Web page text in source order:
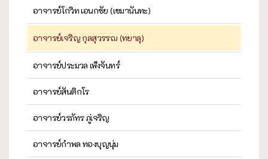
อาจารย์โกวิท เอนกชัย (เขมานันทะ)
อาจารย์เจริญ กุลสุวรรณ (ทยาลุ)
อาจารย์ประมวล เพ็งจันทร์
อาจารย์สันติกโร
อาจารย์วรภัทร ภู่เจริญ
อาจารย์กำพล ทองบุญนุ่ม